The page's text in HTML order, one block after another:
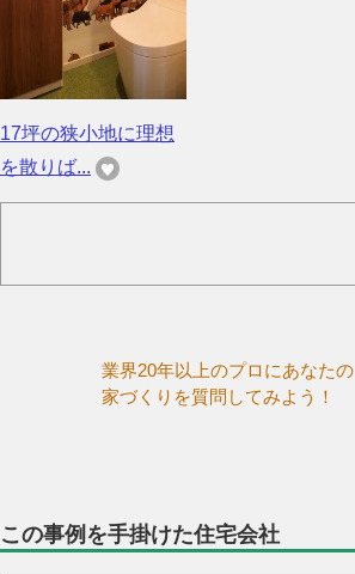
17坪の狭小地に理想
を散りば...
業界20年以上のプロにあなたの
家づくりを質問してみよう！
この事例を手掛けた住宅会社